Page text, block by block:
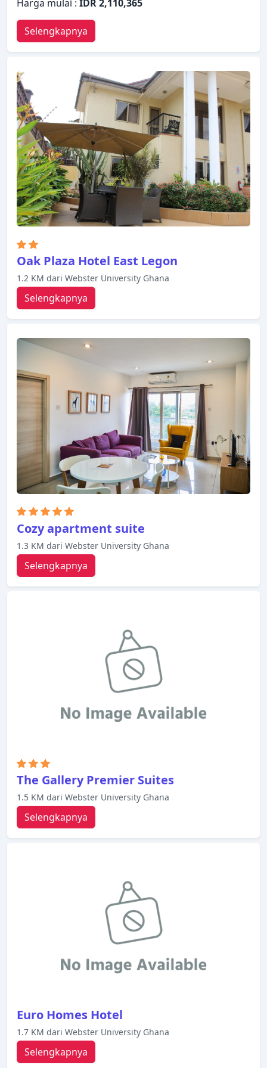
Harga mulai : IDR 2,110,365
Selengkapnya
Oak Plaza Hotel East Legon
1.2 KM dari Webster University Ghana
Selengkapnya
Cozy apartment suite
1.3 KM dari Webster University Ghana
Selengkapnya
The Gallery Premier Suites
1.5 KM dari Webster University Ghana
Selengkapnya
Euro Homes Hotel
1.7 KM dari Webster University Ghana
Selengkapnya